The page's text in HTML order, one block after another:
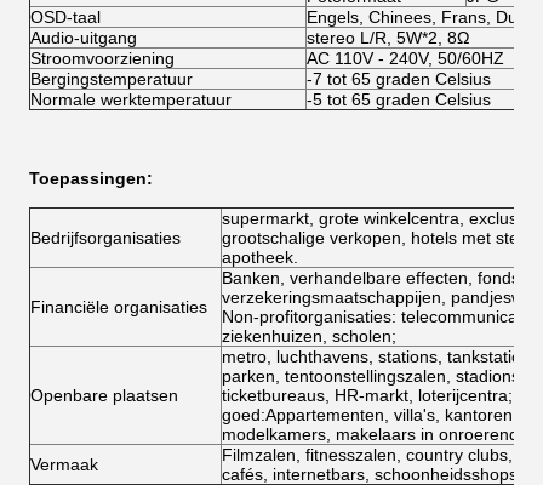
OSD-taal
Engels, Chinees, Frans,
Audio-uitgang
stereo L/R, 5W*2, 8Ω
Stroomvoorziening
AC 110V - 240V, 50/60HZ
Bergingstemperatuur
-7 tot 65 graden Celsius
Normale werktemperatuur
-5 tot 65 graden Celsius
Toepassingen:
Bedrijfsorganisaties
supermarkt, grote winkelcentra,
grootschalige verkopen, hotels met
apotheek.
Financiële organisaties
Banken, verhandelbare effecten, fondsen,
verzekeringsmaatschappijen,
Non-profitorganisaties:
ziekenhuizen, scholen;
Openbare plaatsen
metro, luchthavens, stations,
parken, tentoonstellingszalen, stadions,
ticketbureaus, HR-markt, loterijcentra;
goed:Appartementen, villa's, kantoren,
modelkamers, makelaars in onroerend
Vermaak
Filmzalen, fitnesszalen, country clubs,
cafés, internetbars, schoonheidsshops,